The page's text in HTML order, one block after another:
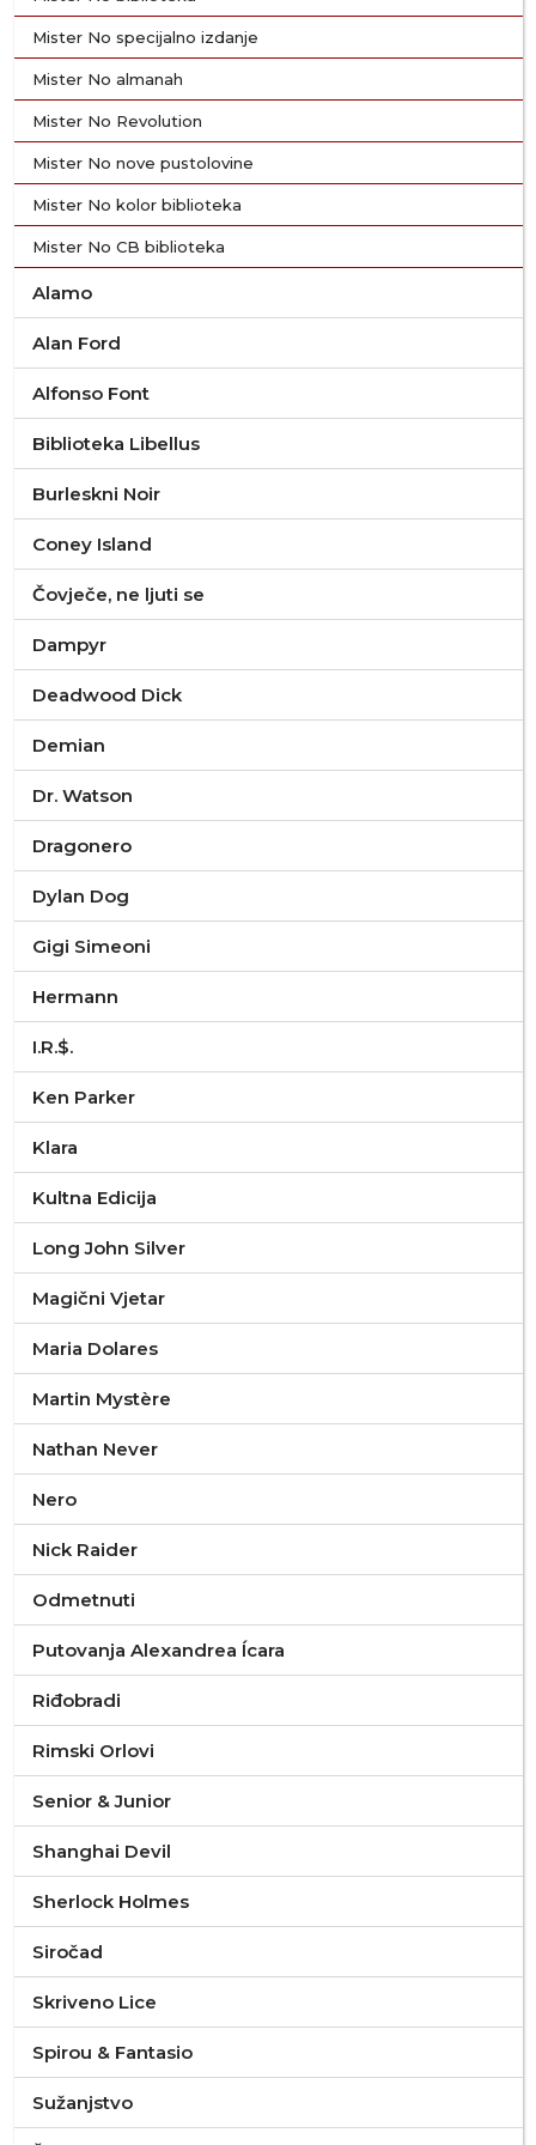
Mister No specijalno izdanje
Mister No almanah
Mister No Revolution
Mister No nove pustolovine
Mister No kolor biblioteka
Mister No CB biblioteka
Alamo
Alan Ford
Alfonso Font
Biblioteka Libellus
Burleskni Noir
Coney Island
Čovječe, ne ljuti se
Dampyr
Deadwood Dick
Demian
Dr. Watson
Dragonero
Dylan Dog
Gigi Simeoni
Hermann
I.R.$.
Ken Parker
Klara
Kultna Edicija
Long John Silver
Magični Vjetar
Maria Dolares
Martin Mystère
Nathan Never
Nero
Nick Raider
Odmetnuti
Putovanja Alexandrea Ícara
Riđobradi
Rimski Orlovi
Senior & Junior
Shanghai Devil
Sherlock Holmes
Siročad
Skriveno Lice
Spirou & Fantasio
Sužanjstvo